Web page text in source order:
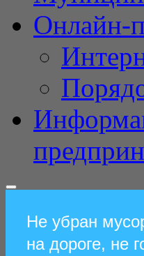
Онлайн-
Не убран
на дороге, не